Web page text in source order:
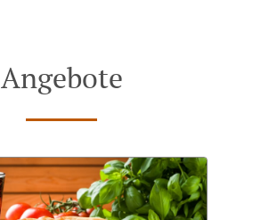
Angebote